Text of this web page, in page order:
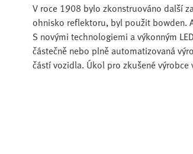
V roce 1908 bylo zkonstruováno další
ohnisko reflektoru, byl použit bowden.
S novými technologiemi a výkonným
částečně nebo plně automatizovaná
částí vozidla. Úkol pro zkušené výrobce